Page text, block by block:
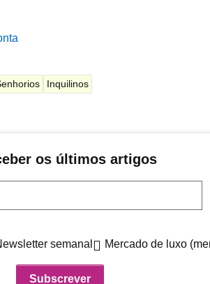
Inquilinos
os últimos artigos
semanal Mercado de luxo